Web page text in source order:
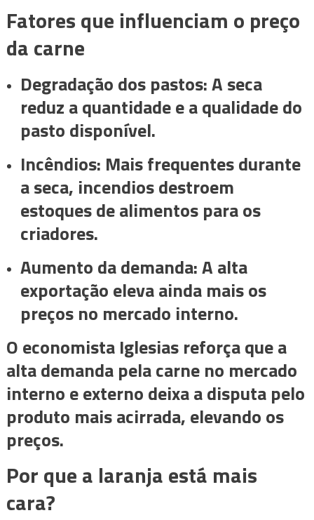
Fatores que influenciam o preço
da carne
Degradação dos pastos: A seca
reduz a quantidade e a qualidade do
pasto disponível.
Incêndios: Mais frequentes durante
a seca, incendios destroem
estoques de alimentos para os
criadores.
Aumento da demanda: A alta
exportação eleva ainda mais os
preços no mercado interno.
O economista Iglesias reforça que a
alta demanda pela carne no mercado
interno e externo deixa a disputa pelo
produto mais acirrada, elevando os
preços.
Por que a laranja está mais
cara?